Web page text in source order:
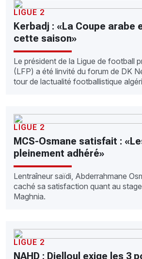
LIGUE 2
Kerbadj : «La Coupe arabe
cette saison»
Le président de la Ligue de football
(LFP) a été linvité du forum de DK
tour de lactualité footballistique
LIGUE 2
MCS-Osmane satisfait :
pleinement adhéré»
Lentraîneur saïdi, Abderrahmane
caché sa satisfaction quant au
Maghnia.
LIGUE 2
NAHD : Djelloul exige les 3